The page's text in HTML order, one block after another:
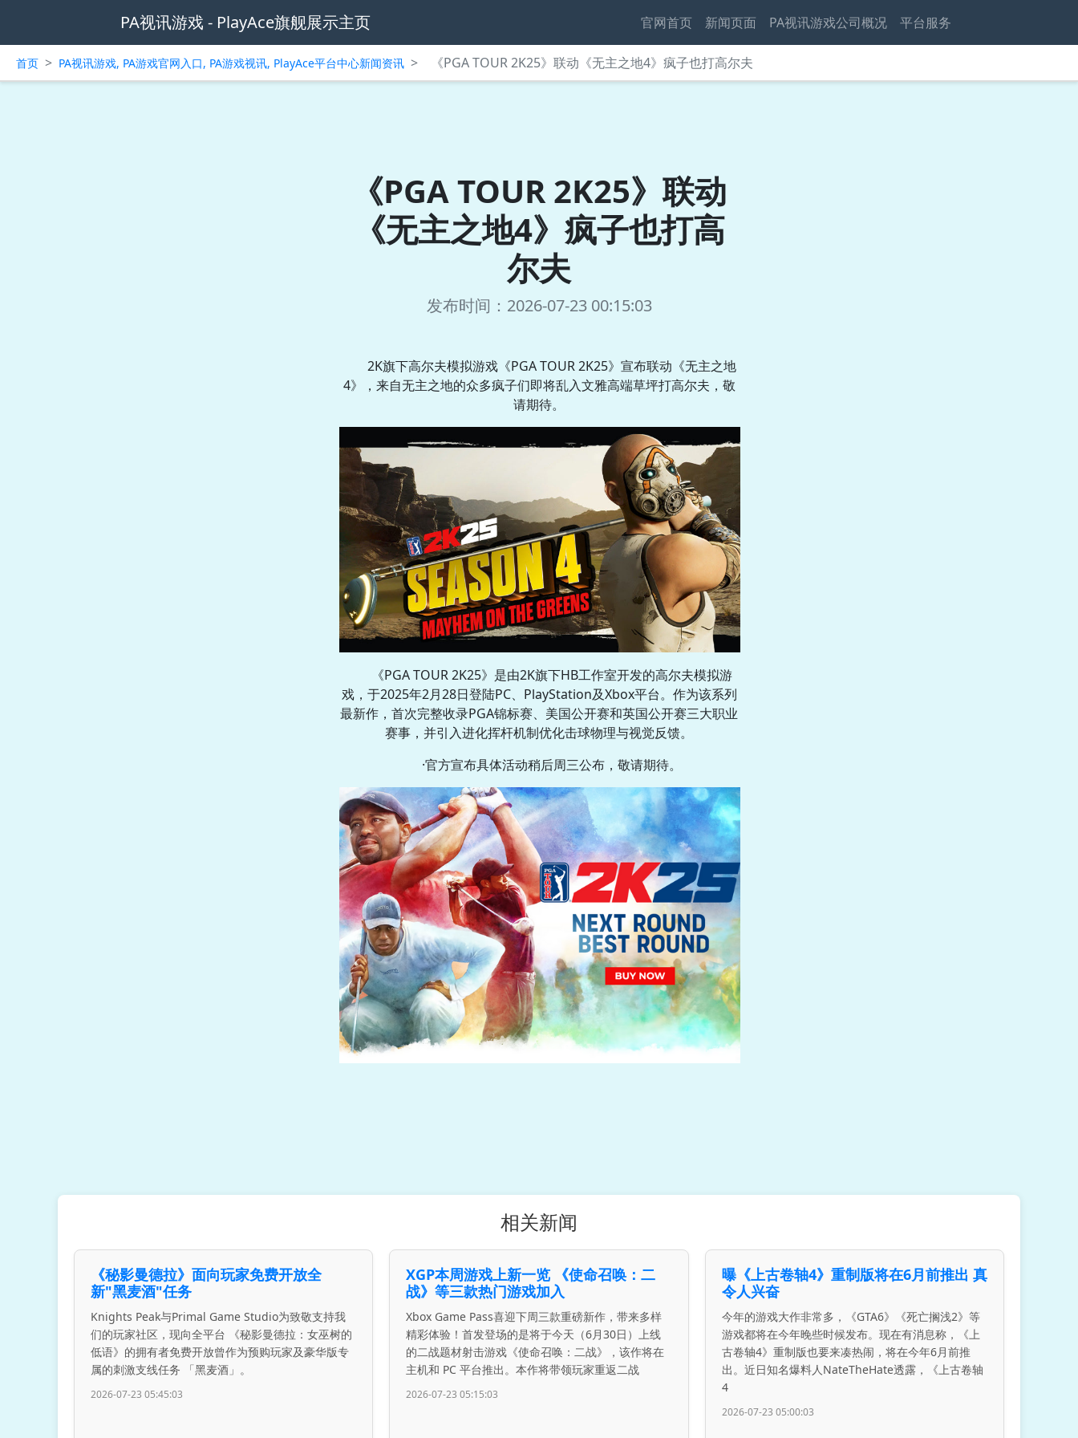
PA视讯游戏 - PlayAce旗舰展示主页 官网首页 新闻页面 PA视讯游戏公司概况 平台服务
首页 > PA视讯游戏, PA游戏官网入口, PA游戏视讯, PlayAce平台中心新闻资讯 > 《PGA TOUR 2K25》联动《无主之地4》疯子也打高尔夫
《PGA TOUR 2K25》联动
《无主之地4》疯子也打高
尔夫
发布时间：2026-07-23 00:15:03
2K旗下高尔夫模拟游戏《PGA TOUR 2K25》宣布联动《无主之地
4》，来自无主之地的众多疯子们即将乱入文雅高端草坪打高尔夫，敬
请期待。
《PGA TOUR 2K25》是由2K旗下HB工作室开发的高尔夫模拟游
戏，于2025年2月28日登陆PC、PlayStation及Xbox平台。作为该系列
最新作，首次完整收录PGA锦标赛、美国公开赛和英国公开赛三大职业
赛事，并引入进化挥杆机制优化击球物理与视觉反馈。
·官方宣布具体活动稍后周三公布，敬请期待。
相关新闻
《秘影曼德拉》面向玩家免费开放全
新"黑麦酒"任务
Knights Peak与Primal Game Studio为致敬支持我
们的玩家社区，现向全平台 《秘影曼德拉：女巫树的
低语》的拥有者免费开放曾作为预购玩家及豪华版专
属的刺激支线任务 「黑麦酒」。
2026-07-23 05:45:03
XGP本周游戏上新一览 《使命召唤：二
战》等三款热门游戏加入
Xbox Game Pass喜迎下周三款重磅新作，带来多样
精彩体验！首发登场的是将于今天（6月30日）上线
的二战题材射击游戏《使命召唤：二战》，该作将在
主机和 PC 平台推出。本作将带领玩家重返二战
2026-07-23 05:15:03
曝《上古卷轴4》重制版将在6月前推出 真
令人兴奋
今年的游戏大作非常多，《GTA6》《死亡搁浅2》等
游戏都将在今年晚些时候发布。现在有消息称，《上
古卷轴4》重制版也要来凑热闹，将在今年6月前推
出。近日知名爆料人NateTheHate透露，《上古卷轴
4
2026-07-23 05:00:03